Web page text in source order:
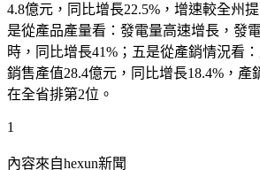
4.8億元，同比增長22.5%，增速較全州
是從產品產量看：發電量高速增長，發
時，同比增長41%；五是從產銷情況看
銷售產值28.4億元，同比增長18.4%，產
在全省排第2位。
1
內容來自hexun新聞